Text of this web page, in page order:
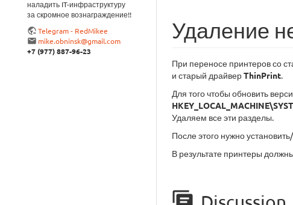
наладить IT-инфраструктуру
за скромное вознаграждение!!
Telegram - RedMikee
mike.obninsk@gmail.com
+7 (977) 887-96-23
Удаление
При переносе принтеров со
и старый драйверThinPrint.
Для того чтобы обновить
Удаляем все эти разделы.
После этого нужно
В результате принтеры